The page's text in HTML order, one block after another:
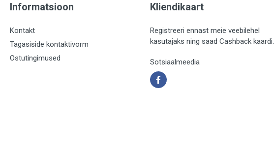
Informatsioon
Kontakt
Tagasiside kontaktivorm
Ostutingimused
Kliendikaart
Registreeri ennast meie veebilehel
kasutajaks ning saad Cashback kaardi.
Sotsiaalmeedia